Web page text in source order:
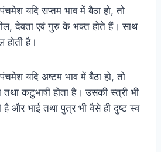
यदि सप्तम भाव में बैठा हो, तो
देवता एवं गुरु के भक्त होते हैं। साथ
होती है।
यदि अष्टम भाव में बैठा हो, तो
तथा कटुभाषी होता है। उसकी स्त्री भी
है और भाई तथा पुत्र भी वैसे ही दुष्ट स्व